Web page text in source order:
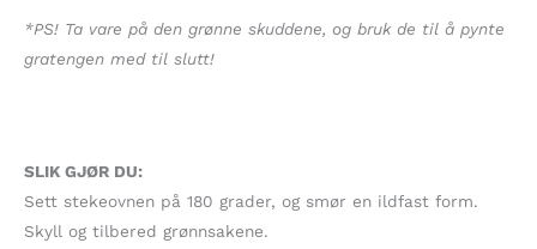
*PS! Ta vare på den grønne skuddene, og bruk de til å pynte
gratengen med til slutt!
SLIK GJØR DU:
Sett stekeovnen på 180 grader, og smør en ildfast form.
Skyll og tilbered grønnsakene.